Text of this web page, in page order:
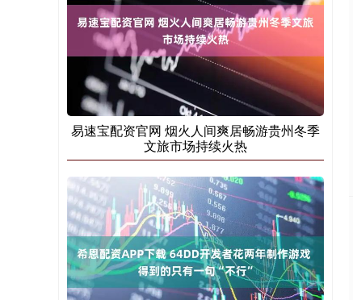
易速宝配资官网 烟火人间爽居畅游贵州冬季
文旅市场持续火热